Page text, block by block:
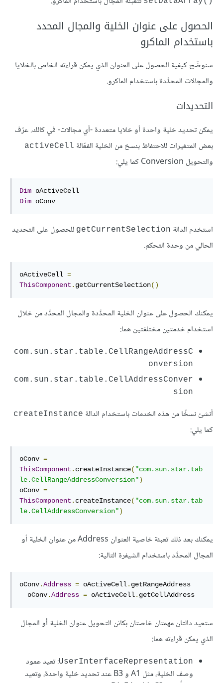
الحصول على عنوان الخلية والمجال المحدد
باستخدام الماكرو
سنوضّح كيفية الحصول على العنوان الذي يمكن قراءته الخاص بالخلايا
والمجالات المحدَّدة باستخدام الماكرو.
التحديدات
يمكن تحديد خلية واحدة أو خلايا متعددة -أي مجالات- في كالك. عرّف
بعض المتغيرات للاحتفاظ بنسخ من الخلية الفعّالة activeCell
والتحويل Conversion كما يلي:
Dim
Dim oConv
استخدم الدالة getCurrentSelection للحصول على التحديد
الحالي من وحدة التحكم.
oActiveCell =
ThisComponent . getCurrentSelection()
يمكنك الحصول على عنوان الخلية المحدَّدة والمجال المحدَّد من خلال
استخدام خدمتين مختلفتين هما:
com.sun.star.table.CellRangeAddressC
onversion
com.sun.star.table.CellAddressConver
sion
أنشئ نسخًا من هذه الخدمات باستخدام الدالة createInstance
كما يلي:
oConv =
ThisComponent . createInstance( "com.sun.star.tab
le.CellRangeAddressConversion")
oConv =
ThisComponent . createInstance( "com.sun.star.tab
le.CellAddressConversion")
يمكنك بعد ذلك تعبئة خاصية العنوان Address من عنوان الخلية أو
المجال المحدَّد باستخدام الشيفرة التالية:
oConv.Address = oActiveCell. getRangeAddress
  oConv
.Address = oActiveCell. getCellAddress
ستعيد دالتان مهمتان خاصتان بكائن التحويل عنوان الخلية أو المجال
الذي يمكن قراءته هما:
UserInterfaceRepresentation: تعيد عمود
وصف الخلية، مثل A1 و B3 عند تحديد خلية واحدة، وتعيد